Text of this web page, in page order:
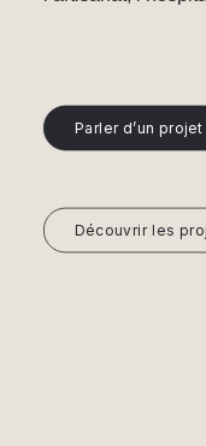
Parler d’un projet
Découvrir les